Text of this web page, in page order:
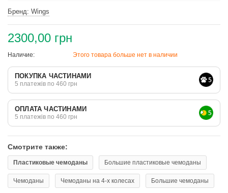
Бренд: Wings
2300,00 грн
Наличие: Этого товара больше нет в наличии
ПОКУПКА ЧАСТИНАМИ
5 платежів по 460 грн
ОПЛАТА ЧАСТИНАМИ
5 платежів по 460 грн
Смотрите также:
Пластиковые чемоданы Большие пластиковые чемоданы
Чемоданы Чемоданы на 4-х колесах Большие чемоданы